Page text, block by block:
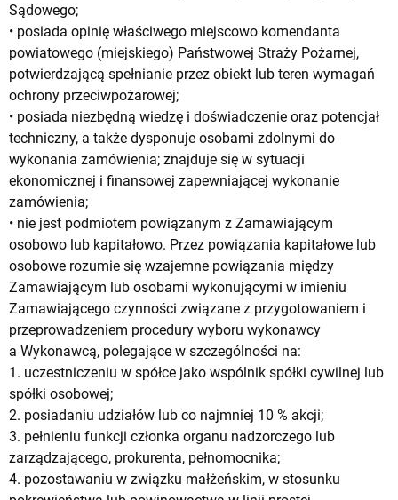
Sądowego;
• posiada opinię właściwego miejscowo komendanta
powiatowego (miejskiego) Państwowej Straży Pożarnej,
potwierdzającą spełnianie przez obiekt lub teren wymagań
ochrony przeciwpożarowej;
• posiada niezbędną wiedzę i doświadczenie oraz potencjał
techniczny, a także dysponuje osobami zdolnymi do
wykonania zamówienia; znajduje się w sytuacji
ekonomicznej i finansowej zapewniającej wykonanie
zamówienia;
• nie jest podmiotem powiązanym z Zamawiającym
osobowo lub kapitałowo. Przez powiązania kapitałowe lub
osobowe rozumie się wzajemne powiązania między
Zamawiającym lub osobami wykonującymi w imieniu
Zamawiającego czynności związane z przygotowaniem i
przeprowadzeniem procedury wyboru wykonawcy
a Wykonawcą, polegające w szczególności na:
1. uczestniczeniu w spółce jako wspólnik spółki cywilnej lub
spółki osobowej;
2. posiadaniu udziałów lub co najmniej 10 % akcji;
3. pełnieniu funkcji członka organu nadzorczego lub
zarządzającego, prokurenta, pełnomocnika;
4. pozostawaniu w związku małżeńskim, w stosunku